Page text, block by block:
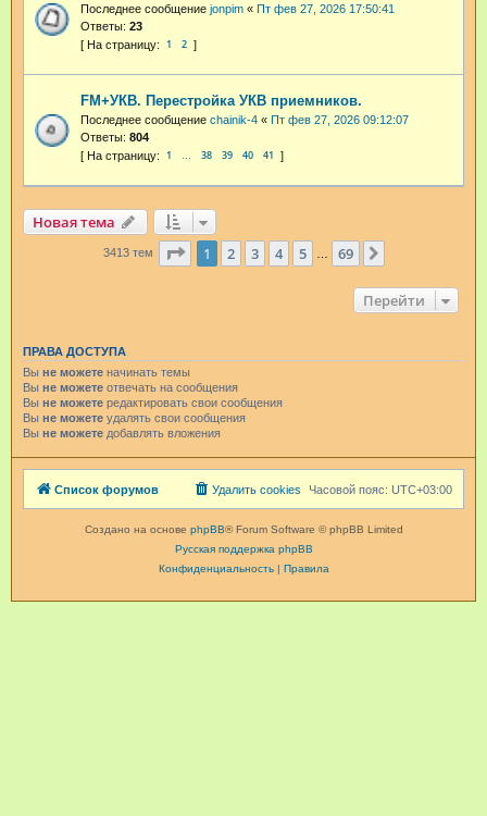
Последнее сообщение jonpim « Пт фев 27, 2026 17:50:41
Ответы: 23
1 2
FM+УКВ. Перестройка УКВ приемников.
Последнее сообщение chainik-4 « Пт фев 27, 2026 09:12:07
Ответы: 804
1 … 38 39 40 41
Новая тема
3413 тем Страница из 69
1 2 3 4 5 69
Перейти
ПРАВА ДОСТУПА
Вы не можете начинать темы
Вы не можете отвечать на сообщения
Вы не можете редактировать свои сообщения
Вы не можете удалять свои сообщения
Вы не можете добавлять вложения
Список форумов Часовой пояс: UTC+03:00
Удалить cookies
Создано на основе phpBB® Forum Software © phpBB Limited
Русская поддержка phpBB
Конфиденциальность| Правила